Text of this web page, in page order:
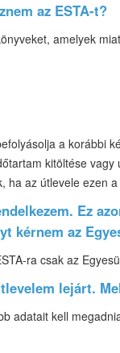
az ESTA-t?
amelyek
a korábbi
kitöltése
az útlevele ezen
Ez
kérnem az
ra csak az
lejárt.
adatait kell